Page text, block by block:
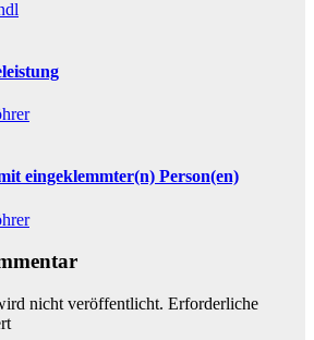
eingeklemmter(n) Person(en)
nicht veröffentlicht. Erforderliche